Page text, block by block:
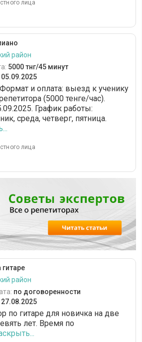
лица
район
5000 тнг/45 минут
05.09.2025
и оплата: выезд к ученику
(5000 тенге/час).
График работы:
среда, четверг, пятница.
лица
гитаре
район
по договоренности
27.08.2025
по гитаре для новичка на две
лет. Время по